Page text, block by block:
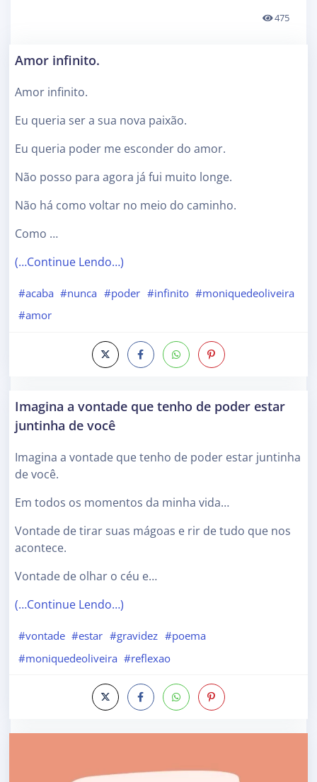
475
Amor infinito.
Amor infinito.
Eu queria ser a sua nova paixão.
Eu queria poder me esconder do amor.
Não posso para agora já fui muito longe.
Não há como voltar no meio do caminho.
Como …
(…Continue Lendo…)
#acaba #nunca #poder #infinito #moniquedeoliveira
#amor
Imagina a vontade que tenho de poder estar
juntinha de você
Imagina a vontade que tenho de poder estar juntinha
de você.
Em todos os momentos da minha vida…
Vontade de tirar suas mágoas e rir de tudo que nos
acontece.
Vontade de olhar o céu e…
(…Continue Lendo…)
#vontade #estar #gravidez #poema
#moniquedeoliveira #reflexao